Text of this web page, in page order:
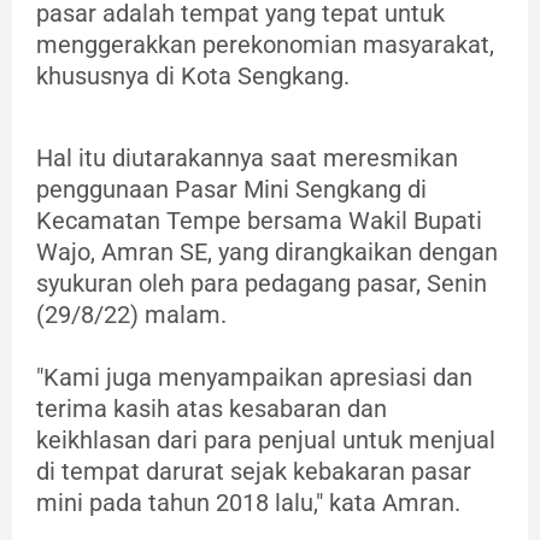
pasar adalah tempat yang tepat untuk
menggerakkan perekonomian masyarakat,
khususnya di Kota Sengkang.
Hal itu diutarakannya saat meresmikan
penggunaan Pasar Mini Sengkang di
Kecamatan Tempe bersama Wakil Bupati
Wajo, Amran SE, yang dirangkaikan dengan
syukuran oleh para pedagang pasar, Senin
(29/8/22) malam.
"Kami juga menyampaikan apresiasi dan
terima kasih atas kesabaran dan
keikhlasan dari para penjual untuk menjual
di tempat darurat sejak kebakaran pasar
mini pada tahun 2018 lalu," kata Amran.